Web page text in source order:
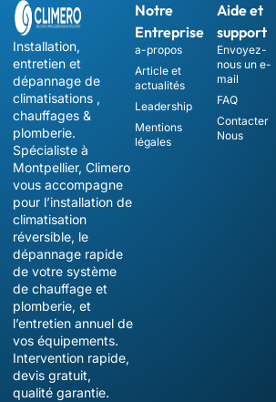
Installation,
entretien et
dépannage de
climatisations ,
chauffages &
plomberie.
Spécialiste à
Montpellier, Climero
vous accompagne
pour l’installation de
climatisation
réversible, le
dépannage rapide
de votre système
de chauffage et
plomberie, et
l’entretien annuel de
vos équipements.
Intervention rapide,
devis gratuit,
qualité garantie.
Notre
Entreprise
a-propos
Article et
actualités
Leadership
Mentions
légales
Aide et
support
Envoyez-
nous un e-
mail
FAQ
Contacter
Nous